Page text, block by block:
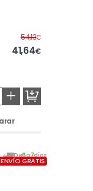
54,13€Antes
41,64€
+
De6a7días
ENVÍO GRATIS